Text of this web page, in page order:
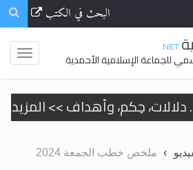
البحث في الكتب
.NET
للجماعة الإسلامية الأحمدية
دلالات، حِكم، وأهداف >> المزيد
المقال في أهمية عيد
ملخص خطب الجمعة 2024